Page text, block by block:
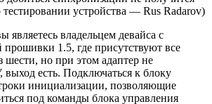
тестировании устройства — Rus Radarov)
являетесь владельцем девайса с
прошивки 1.5, где присутствуют все
шести, но при этом адаптер не
выход есть. Подключаться к блоку
инициализации, позволяющие
под команды блока управления